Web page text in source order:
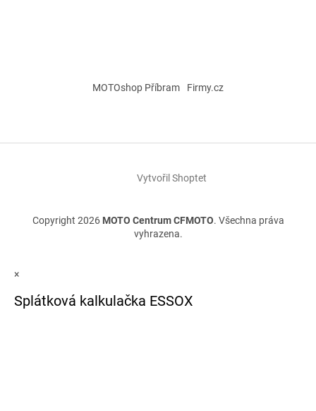
MOTOshop Příbram Firmy.cz
Vytvořil Shoptet
Copyright 2026 MOTO Centrum CFMOTO. Všechna práva
vyhrazena.
×
Splátková kalkulačka ESSOX